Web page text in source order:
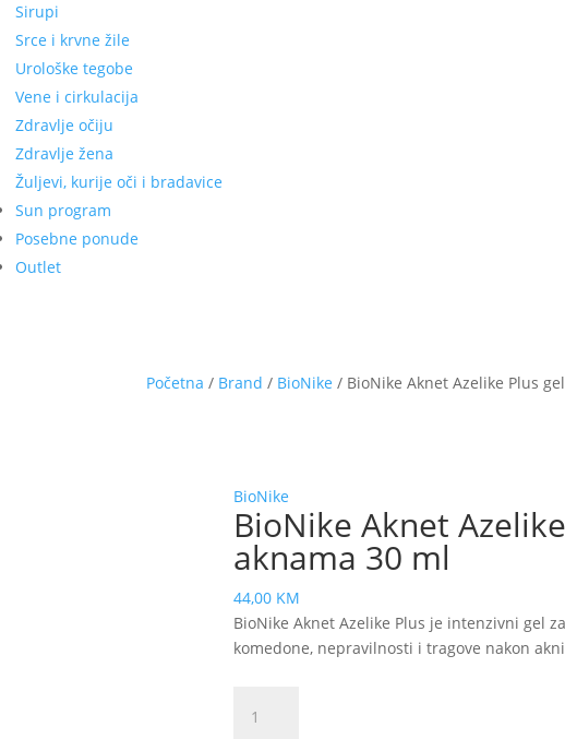
Sirupi
Srce i krvne žile
Urološke tegobe
Vene i cirkulacija
Zdravlje očiju
Zdravlje žena
Žuljevi, kurije oči i bradavice
Sun program
Posebne ponude
Outlet
Početna / Brand / BioNike / BioNike Aknet Azelike Plus
BioNike
BioNike Aknet
aknama 30 ml
44,00 KM
BioNike Aknet Azelike Plus je intenzivni gel
komedone, nepravilnosti i tragove nakon
Aknet